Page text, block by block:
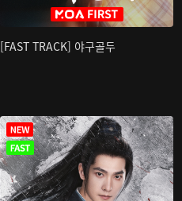
[FAST TRACK] 야구골두